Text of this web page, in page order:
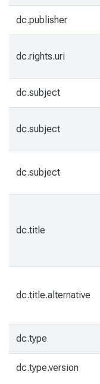
dc.publisher
dc.rights.uri
dc.subject
dc.subject
dc.subject
dc.title
dc.title.alternative
dc.type
dc.type.version